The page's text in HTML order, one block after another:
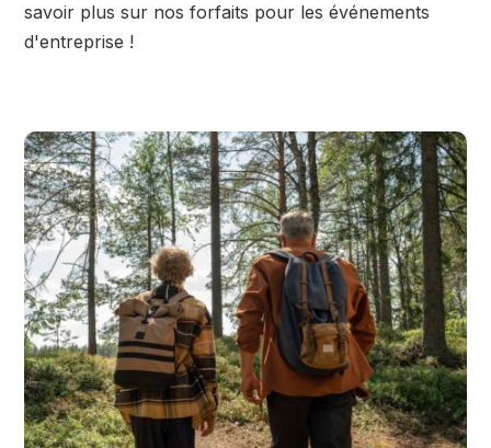
savoir plus sur nos forfaits pour les événements
d'entreprise !